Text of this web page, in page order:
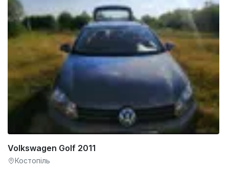
Volkswagen Golf 2011
Костопіль